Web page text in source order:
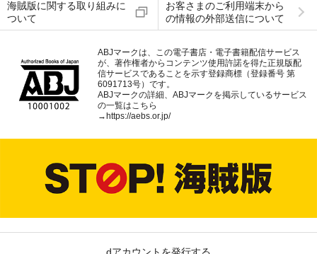
海賊版に関する取り組みに
ついて
お客さまのご利用端末から
の情報の外部送信について
ABJマークは、この電子書店・電子書籍配信サービス
が、著作権者からコンテンツ使用許諾を得た正規版配
信サービスであることを示す登録商標（登録番号 第
6091713号）です。
ABJマークの詳細、ABJマークを掲示しているサービス
の一覧はこちら
→ https://aebs.or.jp/